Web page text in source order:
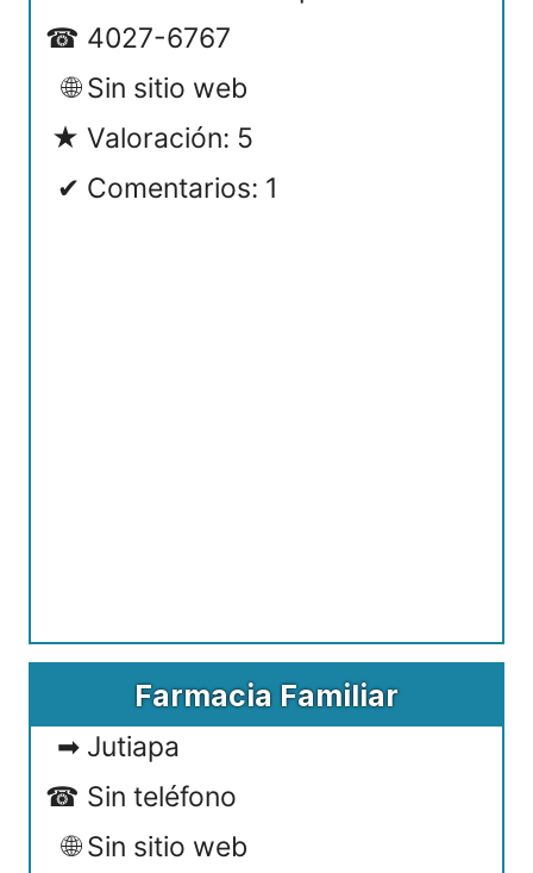
4027-6767
Sin sitio web
Valoración: 5
Comentarios: 1
Farmacia Familiar
Jutiapa
Sin teléfono
Sin sitio web